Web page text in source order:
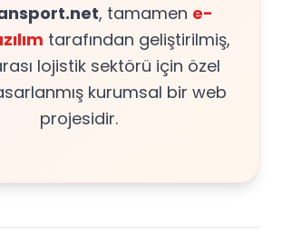
, tamamen e-
tarafından geliştirilmiş,
lojistik sektörü için özel
kurumsal bir web
projesidir.